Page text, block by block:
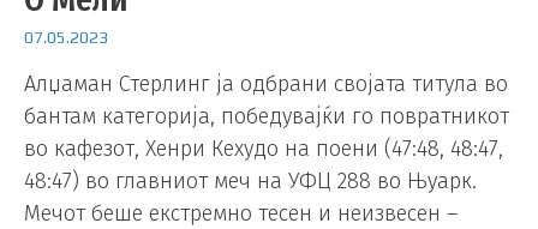
07.05.2023
Алџаман Стерлинг ја одбрани својата титула во
бантам категорија, победувајќи го повратникот
во кафезот, Хенри Кехудо на поени (47:48, 48:47,
48:47) во главниот меч на УФЦ 288 во Њуарк.
Мечот беше екстремно тесен и неизвесен –